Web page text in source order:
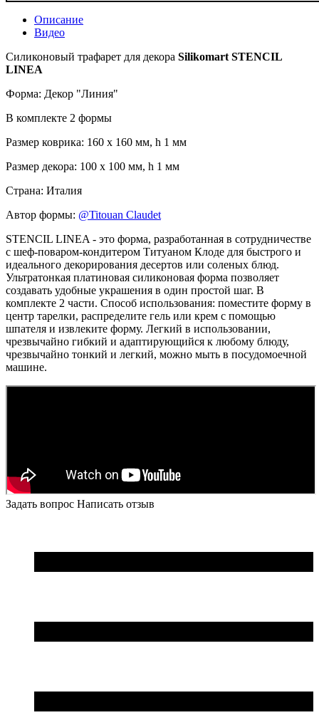
Описание
Видео
Силиконовый трафарет для декора Silikomart STENCIL
LINEA
Форма: Декор "Линия"
В комплекте 2 формы
Размер коврика: 160 х 160 мм, h 1 мм
Размер декора: 100 х 100 мм, h 1 мм
Страна: Италия
Автор формы: @Titouan Claudet
STENCIL LINEA - это форма, разработанная в сотрудничестве
с шеф-поваром-кондитером Титуаном Клоде для быстрого и
идеального декорирования десертов или соленых блюд.
Ультратонкая платиновая силиконовая форма позволяет
создавать удобные украшения в один простой шаг. В
комплекте 2 части. Способ использования: поместите форму в
центр тарелки, распределите гель или крем с помощью
шпателя и извлеките форму. Легкий в использовании,
чрезвычайно гибкий и адаптирующийся к любому блюду,
чрезвычайно тонкий и легкий, можно мыть в посудомоечной
машине.
Задать вопрос Написать отзыв